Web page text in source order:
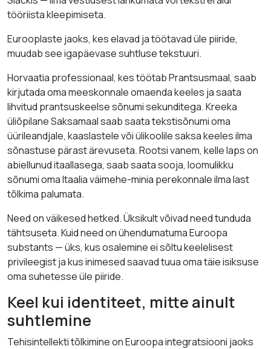
tööriista kleepimiseta.
Eurooplaste jaoks, kes elavad ja töötavad üle piiride,
muudab see igapäevase suhtluse tekstuuri.
Horvaatia professionaal, kes töötab Prantsusmaal, saab
kirjutada oma meeskonnale omaenda keeles ja saata
lihvitud prantsuskeelse sõnumi sekunditega. Kreeka
üliõpilane Saksamaal saab saata tekstisõnumi oma
üürileandjale, kaaslastele või ülikoolile saksa keeles ilma
sõnastuse pärast ärevuseta. Rootsi vanem, kelle laps on
abiellunud itaallasega, saab saata sooja, loomulikku
sõnumi oma Itaalia väimehe-minia perekonnale ilma last
tõlkima palumata.
Need on väikesed hetked. Üksikult võivad need tunduda
tähtsuseta. Kuid need on ühendumatuma Euroopa
substants — üks, kus osalemine ei sõltu keelelisest
privileegist ja kus inimesed saavad tuua oma täie isiksuse
oma suhetesse üle piiride.
Keel kui identiteet, mitte ainult
suhtlemine
Tehisintellekti tõlkimine on Euroopa integratsiooni jaoks